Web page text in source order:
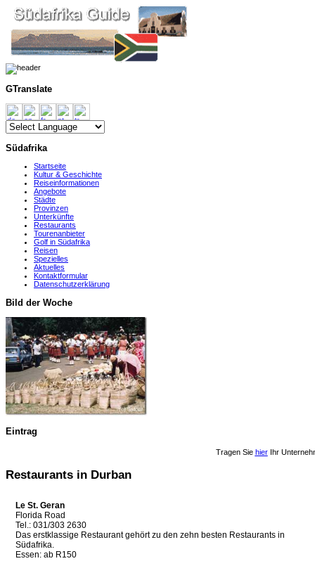
GTranslate
Südafrika
Startseite
Kultur & Geschichte
Reiseinformationen
Angebote
Städte
Provinzen
Unterkünfte
Restaurants
Tourenanbieter
Golf in Südafrika
Reisen
Spezielles
Aktuelles
Kontaktformular
Datenschutzerklärung
Bild der Woche
Eintrag
Tragen Sie hierIhr
Restaurants in Durban
Le St. Geran
Florida Road
Tel.: 031/303 2630
Das erstklassige Restaurant gehört zu den zehn besten Restaurants in
Südafrika.
Essen: ab R150